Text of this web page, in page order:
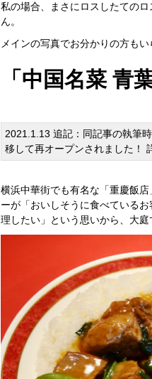
私の場合、まさにロスしたての
ん。
メインの写真でお分かりの方も
「中国名菜 青葉
2021.1.13 追記：同記事の執筆
移して再オープンされました！
横浜中華街でも有名な「重慶飯
ーが「おいしそうに食べている
理したい」という思いから、大庭